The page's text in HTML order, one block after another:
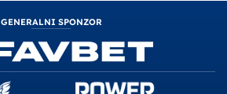
GENERALNI SPONZOR